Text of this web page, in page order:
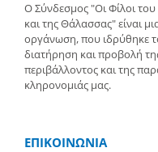
Ο Σύνδεσμος "Οι Φίλοι
και της Θάλασσας" είναι
οργάνωση, που ιδρύθηκε
διατήρηση και προβολή
περιβάλλοντος και της
κληρονομιάς μας.
ΕΠΙΚΟΙΝΩΝΙΑ